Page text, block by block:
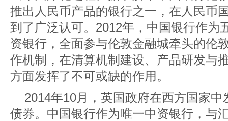
推出人民币产品的银行之一，在人民币
到了广泛认可。2012年，中国银行作为
资银行，全面参与伦敦金融城牵头的伦
作机制，在清算机制建设、产品研发与
方面发挥了不可或缺的作用。
2014年10月，英国政府在西方国家
债券。中国银行作为唯一中资银行，与